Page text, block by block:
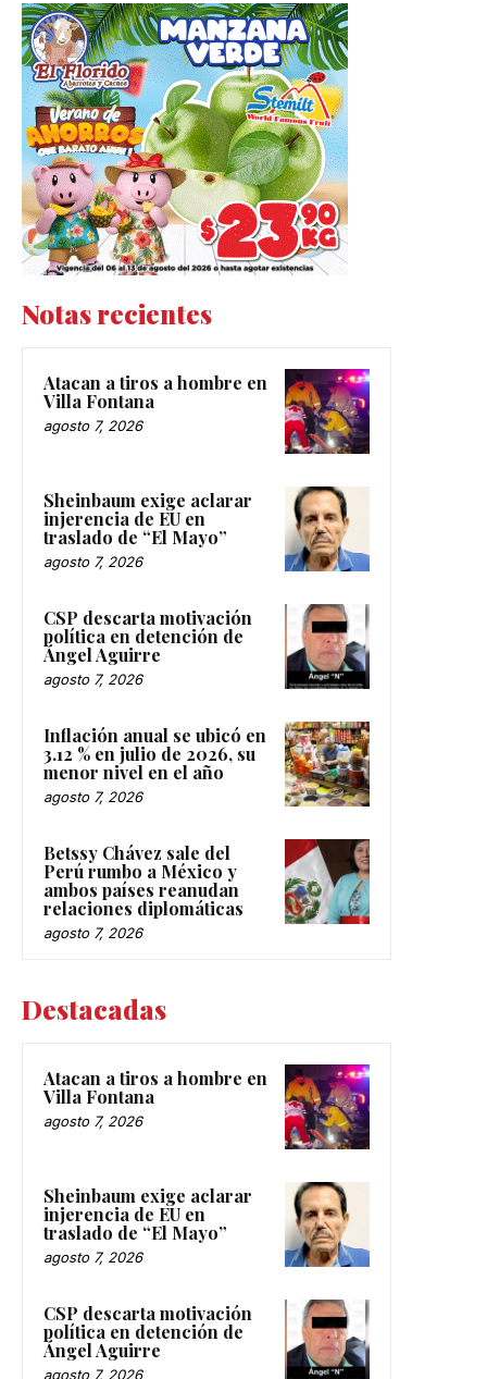
Notas recientes
Atacan a tiros a hombre en
Villa Fontana
agosto 7, 2026
Sheinbaum exige aclarar
injerencia de EU en
traslado de “El Mayo”
agosto 7, 2026
CSP descarta motivación
política en detención de
Ángel Aguirre
agosto 7, 2026
Inflación anual se ubicó en
3.12 % en julio de 2026, su
menor nivel en el año
agosto 7, 2026
Betssy Chávez sale del
Perú rumbo a México y
ambos países reanudan
relaciones diplomáticas
agosto 7, 2026
Destacadas
Atacan a tiros a hombre en
Villa Fontana
agosto 7, 2026
Sheinbaum exige aclarar
injerencia de EU en
traslado de “El Mayo”
agosto 7, 2026
CSP descarta motivación
política en detención de
Ángel Aguirre
agosto 7, 2026